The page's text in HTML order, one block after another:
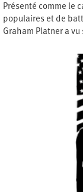
Présenté comme le
populaires et de
Graham Platner a